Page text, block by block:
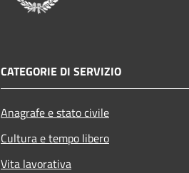
CATEGORIE DI SERVIZIO
Anagrafe e stato civile
Cultura e tempo libero
Vita lavorativa